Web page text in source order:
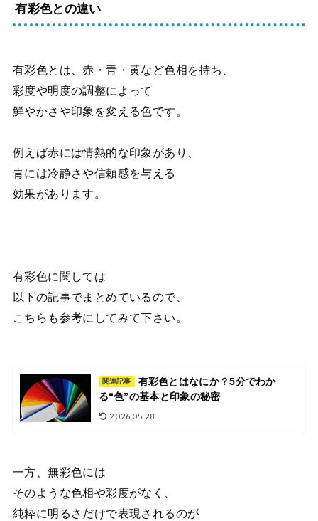
有彩色との違い
有彩色とは、赤・青・黄など色相を持ち、
彩度や明度の調整によって
鮮やかさや印象を変える色です。
例えば赤には情熱的な印象があり、
青には冷静さや信頼感を与える
効果があります。
有彩色に関しては
以下の記事でまとめているので、
こちらも参考にしてみて下さい。
関連記事
有彩色とはなにか？5分でわか
る“色”の基本と印象の秘密
2026.05.28
一方、無彩色には
そのような色相や彩度がなく、
純粋に明るさだけで表現されるのが